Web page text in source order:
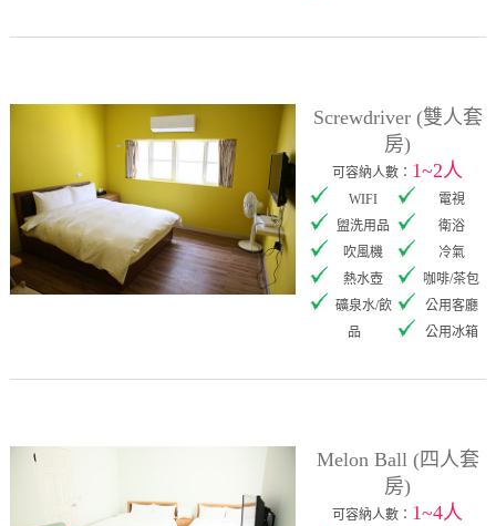
Screwdriver (雙人套
房)
可容納人數： 1~2人
WIFI
電視
盥洗用品
衛浴
吹風機
冷氣
熱水壺
咖啡/茶包
礦泉水/飲
品
公用客廳
公用冰箱
Melon Ball (四人套
房)
可容納人數： 1~4人